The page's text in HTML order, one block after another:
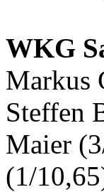
WKG
Markus
Steffen
Maier
(1/